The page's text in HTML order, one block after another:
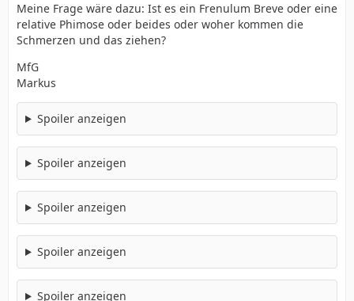
Meine Frage wäre dazu: Ist es ein Frenulum Breve oder eine
relative Phimose oder beides oder woher kommen die
Schmerzen und das ziehen?
MfG
Markus
Spoiler anzeigen
Spoiler anzeigen
Spoiler anzeigen
Spoiler anzeigen
Spoiler anzeigen